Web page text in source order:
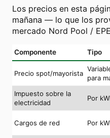
Los precios en esta
mañana — lo que los
mercado Nord Pool /
Componente Tipo
Precio spot/mayorista
para
Impuesto sobre la
electricidad
Por
Cargos de red Por